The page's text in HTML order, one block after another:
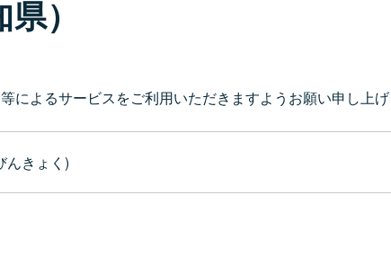
）
よるサービスをご利用いただきますようお願い申し上げ
んきょく)